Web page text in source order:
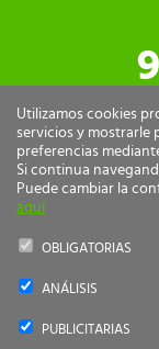
Utilizamos cookies
servicios y mostrarle
preferencias
Si continua
Puede cambiar la
aquí
OBLIGATORIAS
ANÁLISIS
PUBLICITARIAS